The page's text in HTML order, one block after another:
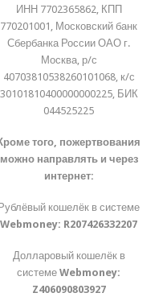
ИНН 7702365862, КПП
770201001, Московский банк
Сбербанка России ОАО г.
Москва, р/с
40703810538260101068, к/с
30101810400000000225, БИК
044525225
того, пожертвования
можно направлять и через
интернет:
Рублёвый кошелёк в системе
Webmoney: R207426332207
Долларовый кошелёк в
системеWebmoney:
Z406090803927